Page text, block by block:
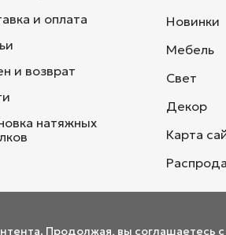
и оплата
и возврат
натяжных
Новинки
Мебель
Свет
Декор
Карта
Продолжая, вы соглашаетесь